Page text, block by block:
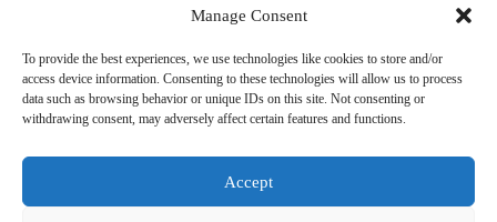
Manage Consent
To provide the best experiences, we use technologies like cookies to store and/or
access device information. Consenting to these technologies will allow us to process
data such as browsing behavior or unique IDs on this site. Not consenting or
withdrawing consent, may adversely affect certain features and functions.
Accept
info@nikasport.eu
+371 28228266